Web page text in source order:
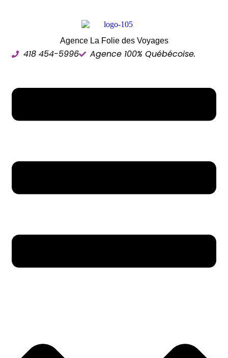
Agence La Folie des Voyages
418 454-5996 Agence 100% Québécoise.